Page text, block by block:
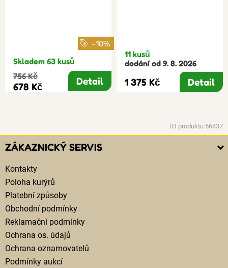
-10%
Skladem 63 kusů
756 Kč
678 Kč Detail
11 kusů
dodání od 9. 8. 2026
1 375 Kč Detail
ID produktu 56437
ZÁKAZNICKÝ SERVIS
Kontakty
Poloha kurýrů
Platební způsoby
Obchodní podmínky
Reklamační podmínky
Ochrana os. údajů
Ochrana oznamovatelů
Podmínky aukcí